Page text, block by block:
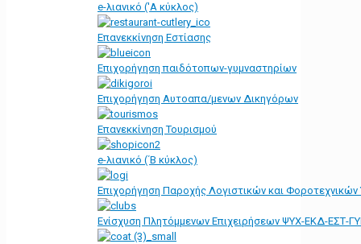
e-λιανικό ('Α κύκλος)
Επανεκκίνηση Εστίασης
Επιχορήγηση παιδότοπων-γυμναστηρίων
Επιχορήγηση Αυτοαπα/μενων Δικηγόρων
Επανεκκίνηση Τουρισμού
e-λιανικό (΄Β κύκλος)
Επιχορήγηση Παροχής Λογιστικών και
Ενίσχυση Πλητόμμενων Επιχειρήσεων ΨΥΧ-ΕΚΔ-ΕΣΤ-